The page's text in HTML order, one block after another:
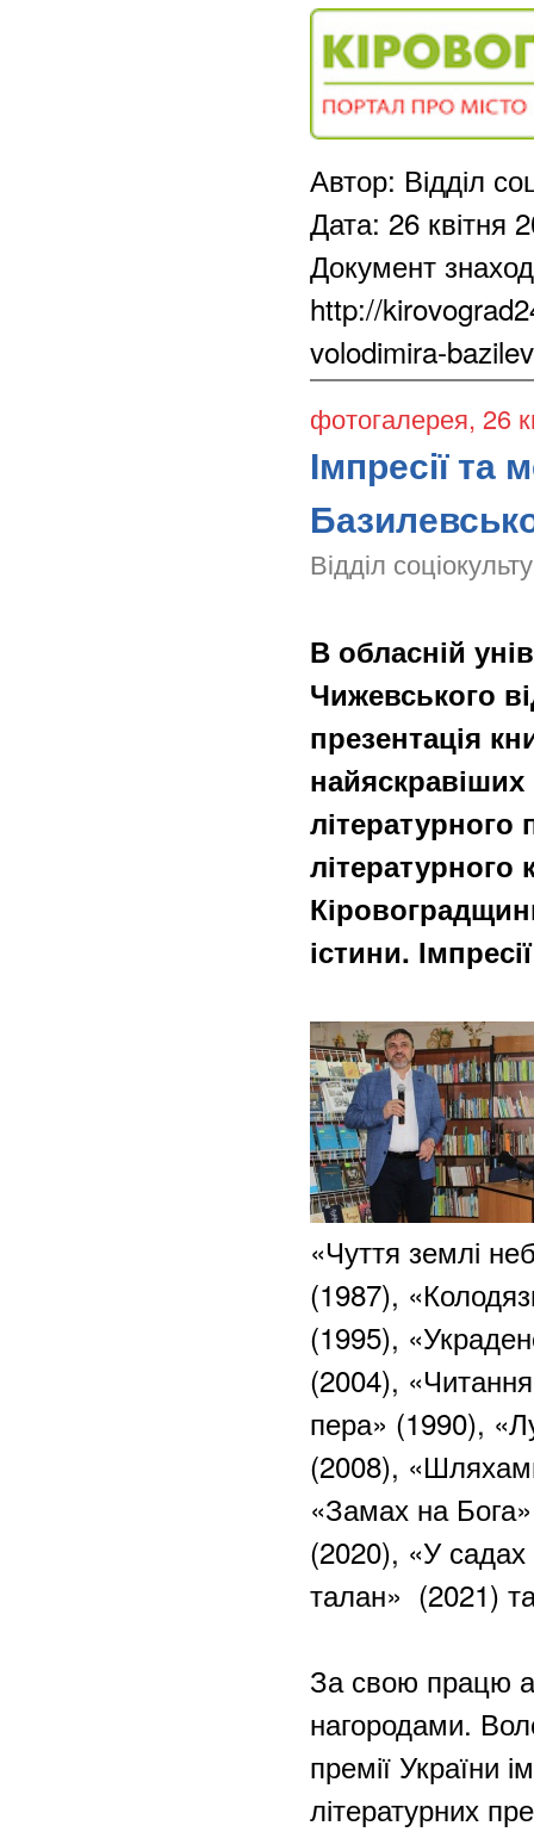
Автор: Відділ
Дата: 26 квітня
Документ
http://
volodimira-
фотогалерея, 26
Імпресії та
Відділ
В обласній
Чижевського
презентація
найяскравіших
літературного
літературного
істини.
«Чуття землі
(1987),
(1995),
(2004),
пера» (1990),
(2008),
«Замах на
(2020), «У
талан» (2021)
За свою працю
нагородами.
премії України
літературних